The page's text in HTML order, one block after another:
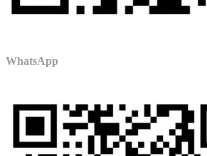
WhatsApp